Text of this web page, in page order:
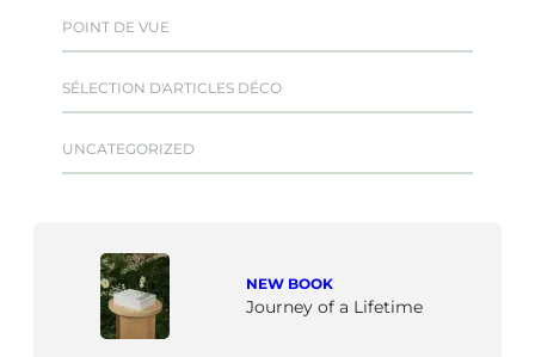
POINT DE VUE
SÉLECTION D'ARTICLES DÉCO
UNCATEGORIZED
NEW BOOK
Journey of a Lifetime